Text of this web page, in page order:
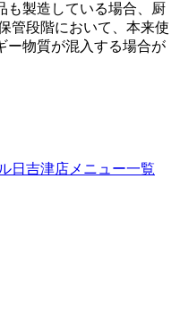
も製造している場合、厨
管段階において、本来使
ー物質が混入する場合が
日吉津店メニュー一覧